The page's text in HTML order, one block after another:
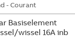
- Courant
Basiselement
wissel 16A inb